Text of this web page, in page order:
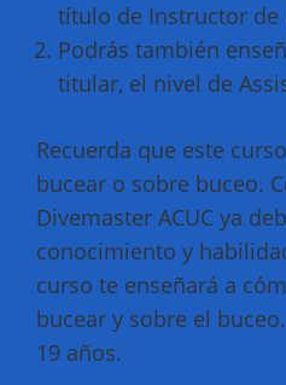
título de Instructor de
Podrás también
titular, el nivel de
Recuerda que este
bucear o sobre buceo.
Divemaster ACUC ya
conocimiento y
curso te enseñará a
bucear y sobre el
19 años.